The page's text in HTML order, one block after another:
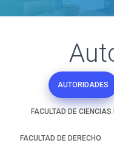
AUTORIDADES
FACULTAD DE
FACULTAD DE DERECHO